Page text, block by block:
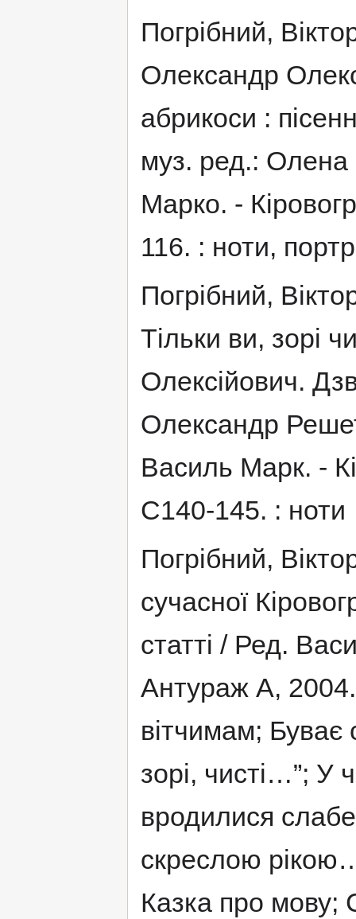
Погрібний,
Олександр
абрикоси :
муз. ред.: Олена
Марко. -
116. : ноти,
Погрібний,
Тільки ви, зорі
Олексійович.
Олександр
Василь Марк. -
С140-145. : ноти
Погрібний,
сучасної
статті / Ред.
Антураж А,
вітчимам;
зорі, чисті…”; У
вродилися
скреслою
Казка про мову;